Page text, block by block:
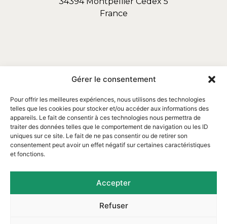
Gérer le consentement
Pour offrir les meilleures expériences, nous utilisons des technologies
telles que les cookies pour stocker et/ou accéder aux informations des
appareils. Le fait de consentir à ces technologies nous permettra de
traiter des données telles que le comportement de navigation ou les ID
uniques sur ce site. Le fait de ne pas consentir ou de retirer son
consentement peut avoir un effet négatif sur certaines caractéristiques
et fonctions.
Accepter
Refuser
Email : contact@assofortrop.fr​
France